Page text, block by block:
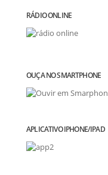
RÁDIO ONLINE
OUÇA NO SMARTPHONE
APLICATIVO IPHONE/IPAD